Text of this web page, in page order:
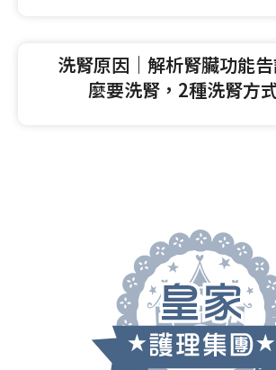
洗腎原因｜解析腎臟功能
麼要洗腎，2種洗腎方